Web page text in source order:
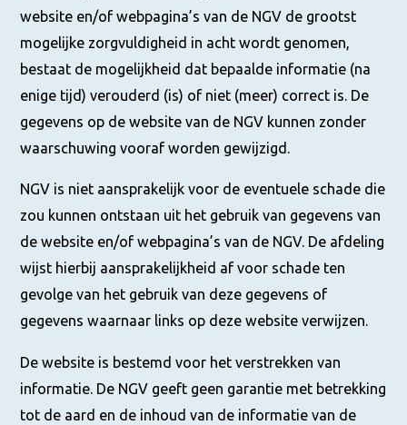
website en/of webpagina’s van de NGV de grootst
mogelijke zorgvuldigheid in acht wordt genomen,
bestaat de mogelijkheid dat bepaalde informatie (na
enige tijd) verouderd (is) of niet (meer) correct is. De
gegevens op de website van de NGV kunnen zonder
waarschuwing vooraf worden gewijzigd.
NGV is niet aansprakelijk voor de eventuele schade die
zou kunnen ontstaan uit het gebruik van gegevens van
de website en/of webpagina’s van de NGV. De afdeling
wijst hierbij aansprakelijkheid af voor schade ten
gevolge van het gebruik van deze gegevens of
gegevens waarnaar links op deze website verwijzen.
De website is bestemd voor het verstrekken van
informatie. De NGV geeft geen garantie met betrekking
tot de aard en de inhoud van de informatie van de